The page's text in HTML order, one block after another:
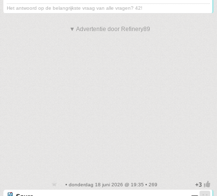
Het antwoord op de belangrijkste vraag van alle vragen? 42!
▼ Advertentie door Refinery89
• donderdag 18 juni 2026 @ 19:35 • 269